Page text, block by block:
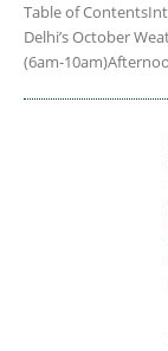
Table of
Delhi’s October
(6am-